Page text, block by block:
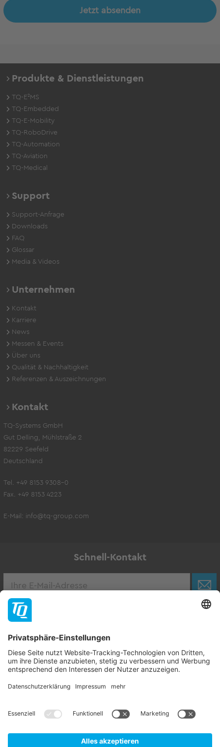
Jetzt absenden
Produkte & Dienstleistungen
TQ-E²MS
TQ-Embedded
TQ-E-Mobility
TQ-RoboDrive
TQ-Automation
TQ-Aviation
TQ-Medical
Support
Support-Anfrage
Downloads
FAQ
Glossar
Media & Videos
Unternehmen
Kontakt
Karriere
News
Messen & Events
Über uns
Qualität & Nachhaltigkeit
Referenzen & Auszeichnungen
Kontakt
TQ-Systems GmbH
Gut Delling, Mühlstraße 2
82229 Seefeld
Deutschland
Tel. +49 8153 9308-0
Fax. +49 8153 4223
E-Mail: info@tq-group.com
Schnell-Kontakt
Zur Stellenbörse
Follow TQ-Group